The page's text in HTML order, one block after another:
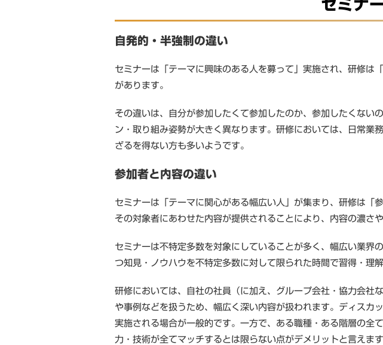
セミナ
自発的・半強制の違い
セミナーは「テーマに興味のある人を募って」実施され、研修は
があります。
その違いは、自分が参加したくて参加したのか、参加したくな
ン・取り組み姿勢が大きく異なります。研修においては、日常業
ざるを得ない方も多いようです。
参加者と内容の違い
セミナーは「テーマに関心がある幅広い人」が集まり、研修は「
その対象者にあわせた内容が提供されることにより、内容の濃さ
セミナーは不特定多数を対象にしていることが多く、幅広い業界
つ知見・ノウハウを不特定多数に対して限られた時間で習得・理
研修においては、自社の社員（に加え、グループ会社・協力会社
や事例などを扱うため、幅広く深い内容が扱われます。ディスカ
実施される場合が一般的です。一方で、ある職種・ある階層の全
力・技術が全てマッチするとは限らない点がデメリットと言えます